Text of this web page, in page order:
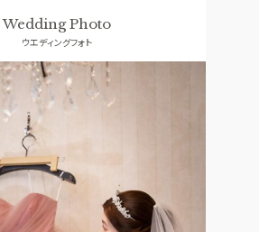
Wedding Photo
ウエディングフォト